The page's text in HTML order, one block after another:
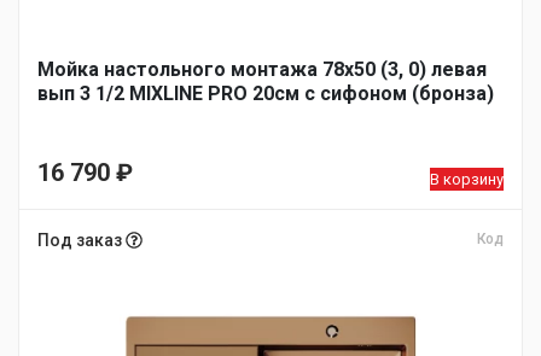
Мойка настольного монтажа 78х50 (3, 0) левая
вып 3 1/2 MIXLINE PRO 20см с сифоном (бронза)
16 790 ₽ В корзину
Под заказ Код